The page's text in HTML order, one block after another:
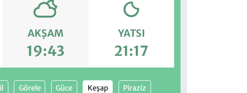
AKŞAM
19:43
YATSI
21:17
Görele Güce Keşap Piraziz